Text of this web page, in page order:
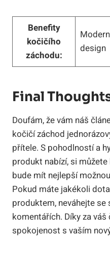
Benefity
kočičího
záchodu:
design
Final
Doufám, že vám náš
kočičí záchod
přítele. S pohodlností a
produkt nabízí, si
bude mít nejlepší
Pokud máte jakékoli
produktem, neváhejte
komentářích. Díky za váš
spokojenost s vaším